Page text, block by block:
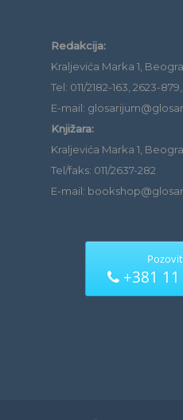
Redakcija:
Kraljevića Marka 1,
Tel: 011/2182-163, 2623-
E-mail:
Knjižara:
Kraljevića Marka 1,
Tel/faks: 011/2637-282
E-mail:
+381